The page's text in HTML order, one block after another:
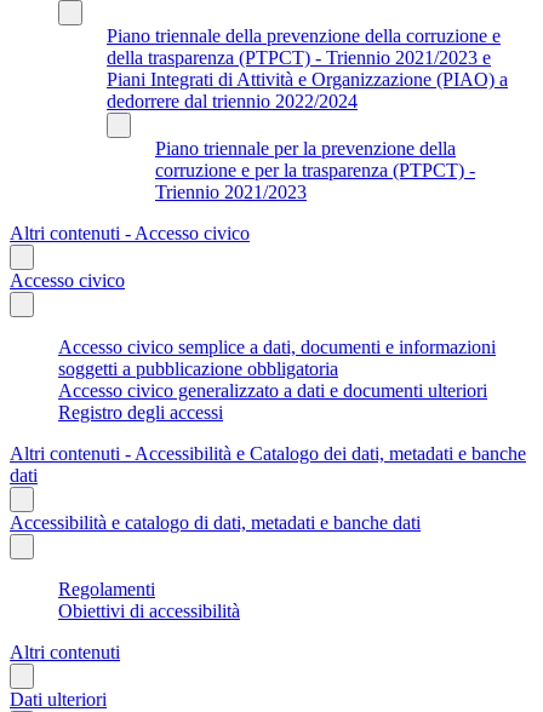
Piano triennale della prevenzione della corruzione e
della trasparenza (PTPCT) - Triennio 2021/2023 e
Piani Integrati di Attività e Organizzazione (PIAO) a
dedorrere dal triennio 2022/2024
Piano triennale per la prevenzione della
corruzione e per la trasparenza (PTPCT) -
Triennio 2021/2023
Altri contenuti - Accesso civico
Accesso civico
Accesso civico semplice a dati, documenti e informazioni
soggetti a pubblicazione obbligatoria
Accesso civico generalizzato a dati e documenti ulteriori
Registro degli accessi
Altri contenuti - Accessibilità e Catalogo dei dati, metadati e banche
dati
Accessibilità e catalogo di dati, metadati e banche dati
Regolamenti
Obiettivi di accessibilità
Altri contenuti
Dati ulteriori